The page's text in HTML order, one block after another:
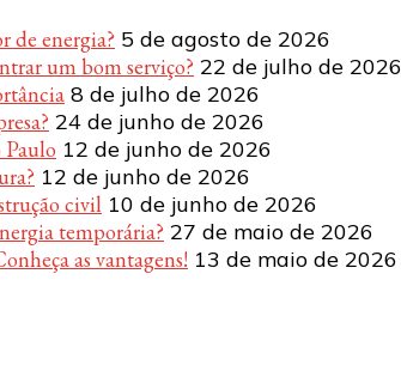
de energia? 5 de agosto de 2026
um bom serviço? 22 de julho de 2026
8 de julho de 2026
24 de junho de 2026
Paulo 12 de junho de 2026
12 de junho de 2026
civil 10 de junho de 2026
temporária? 27 de maio de 2026
as vantagens! 13 de maio de 2026